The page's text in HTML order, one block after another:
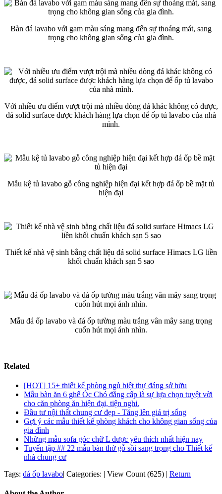
Bàn đá lavabo với gam màu sáng mang đến sự thoáng mát, sang
trọng cho không gian sống của gia đình.
Với nhiều ưu điểm vượt trội mà nhiều dòng đá khác không có được,
đá solid surface được khách hàng lựa chọn để ốp tủ lavabo của nhà
mình.
Mẫu kệ tủ lavabo gỗ công nghiệp hiện đại kết hợp đá ốp bề mặt tủ
hiện đại
Thiết kế nhà vệ sinh bằng chất liệu đá solid surface Himacs LG liền
khối chuẩn khách sạn 5 sao
Mẫu đá ốp lavabo và đá ốp tường màu trắng vân mây sang trọng
cuốn hút mọi ánh nhìn.
Related
[HOT] 15+ thiết kế phòng ngủ biệt thự đáng sở hữu
Mẫu bàn ăn 6 ghế Óc Chó đẳng cấp là sự lựa chọn tuyệt vời
cho căn phòng ăn hiện đại, tiện nghi.
Đầu tư nội thất chung cư đẹp - Tăng lên giá trị sống
Gợi ý các mẫu thiết kế phòng khách cho không gian sống của
gia đình
Những mẫu sofa góc chữ L được yêu thích nhất hiện nay
Tuyển tập ## 22 mẫu bàn thờ gỗ sồi sang trọng cho Thiết kế
nhà chung cư
Tags: đá ốp lavabo| Categories: | View Count (625) | Return